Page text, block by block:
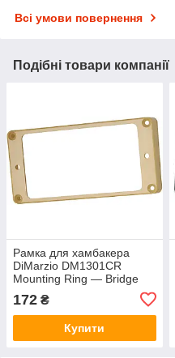
Всі умови повернення
Подібні товари компанії
Рамка для хамбакера
DiMarzio DM1301CR
Mounting Ring — Bridge
172 ₴
Купити